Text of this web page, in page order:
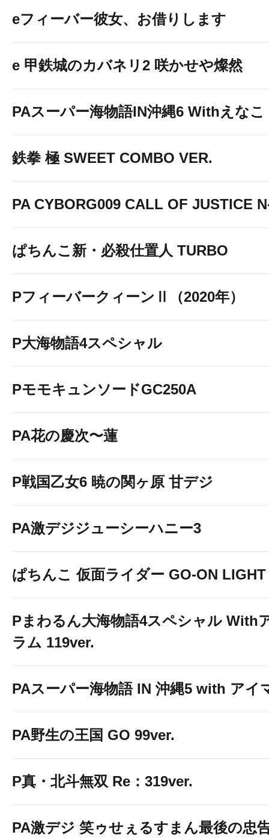
eフィーバー彼女、お借りします
e 甲鉄城のカバネリ2 咲かせや燦然
PAスーパー海物語IN沖縄6 Withえなこ
鉄拳 極 SWEET COMBO VER.
PA CYBORG009 CALL OF JUSTICE
ぱちんこ新・必殺仕置人 TURBO
PフィーバークィーンⅡ（2020年）
P大海物語4スペシャル
PモモキュンソードGC250A
PA花の慶次〜蓮
P戦国乙女6 暁の関ヶ原 甘デジ
PA激デジジューシーハニー3
ぱちんこ 仮面ライダー GO-ON LIGHT
Pまわるん大海物語4スペシャル With
ラム 119ver.
PAスーパー海物語 IN 沖縄5 with アイ
PA野生の王国 GO 99ver.
P真・北斗無双 Re：319ver.
PA激デジ 笑ゥせぇるすまん最後の忠